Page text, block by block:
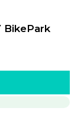
BikePark